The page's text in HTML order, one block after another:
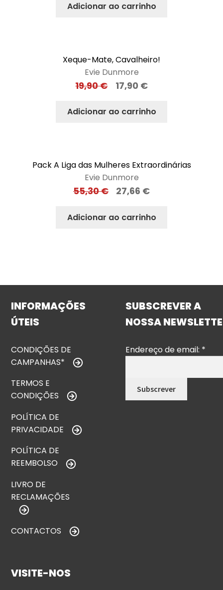
Adicionar ao carrinho
Xeque-Mate, Cavalheiro!
Evie Dunmore
19,90€ 17,90 €
Adicionar ao carrinho
Pack A Liga das Mulheres Extraordinárias
Evie Dunmore
55,30€ 27,66 €
Adicionar ao carrinho
INFORMAÇÕES
ÚTEIS
CONDIÇÕES DE
CAMPANHAS*
TERMOS E
CONDIÇÕES
POLÍTICA DE
PRIVACIDADE
POLÍTICA DE
REEMBOLSO
LIVRO DE
RECLAMAÇÕES
CONTACTOS
SUBSCREVER A
NOSSA
Endereço de email: *
VISITE-NOS